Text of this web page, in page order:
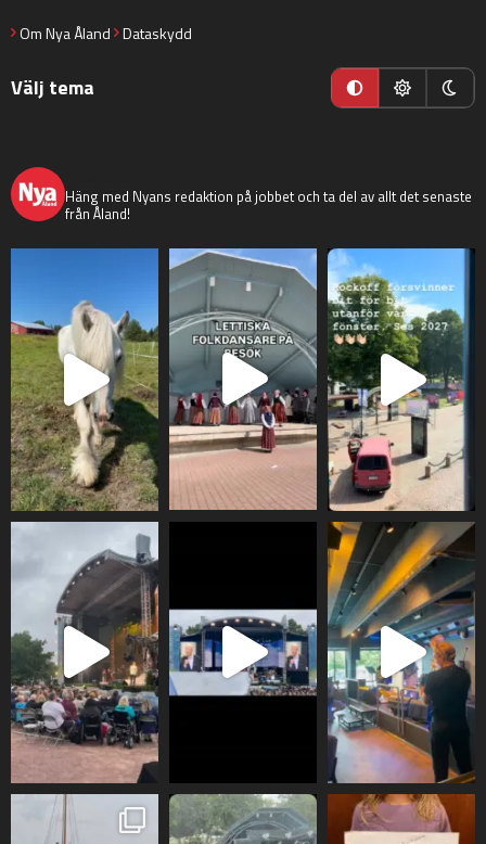
Om Nya Åland Dataskydd
Välj tema
Häng med Nyans redaktion på jobbet och ta del av allt det senaste
från Åland!